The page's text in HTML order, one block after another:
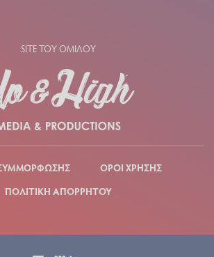
SITE ΤΟΥ ΟΜΙΛΟΥ
ΟΡΟΙ ΧΡΗΣΗΣ
ΠΟΛΙΤΙΚΗ ΑΠΟΡΡΗΤΟΥ